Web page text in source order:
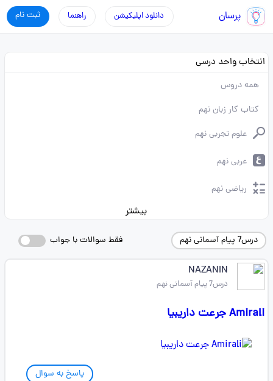
پرسان ثبت نام راهنما دانلود اپلیکیشن
انتخاب واحد درسی
همه دروس
کتاب کار زبان نهم
علوم تجربی نهم
عربی نهم
ریاضی نهم
بیشتر
درس7 پیام آسمانی نهم فقط سوالات با جواب
NAZANIN
درس7 پیام آسمانی نهم
Amirali جرعت داریبیا
پاسخ به سوال